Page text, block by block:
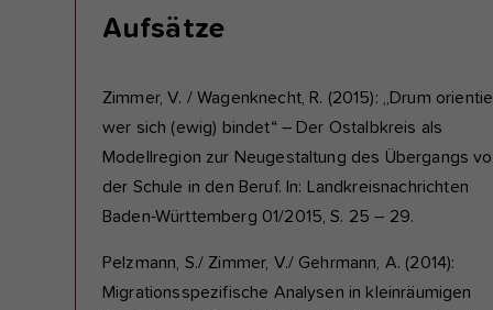
Aufsätze
Zimmer, V. / Wagenknecht, R. (2015): „Drum
wer sich (ewig) bindet“ – Der Ostalbkreis als
Modellregion zur Neugestaltung des Übergangs
der Schule in den Beruf. In: Landkreisnachrichten
Baden-Württemberg 01/2015, S. 25 – 29.
Pelzmann, S./ Zimmer, V./ Gehrmann, A. (2014):
Migrationsspezifische Analysen in kleinräumigen